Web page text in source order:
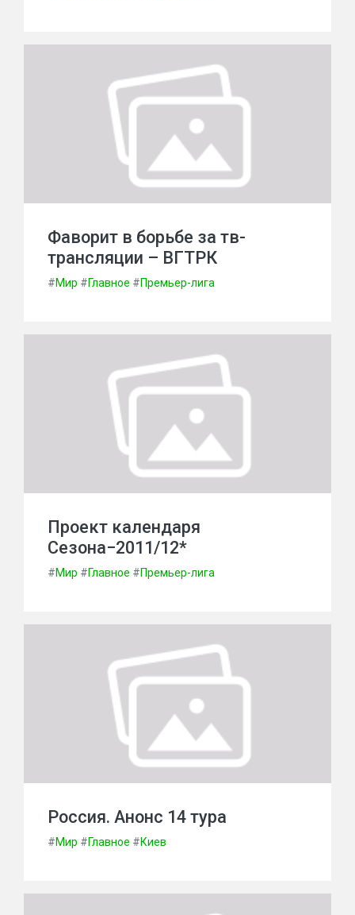
Фаворит в борьбе за тв-
трансляции – ВГТРК
#Мир #Главное #Премьер-лига
Проект календаря
Сезона−2011/12*
#Мир #Главное #Премьер-лига
Россия. Анонс 14 тура
#Мир #Главное #Киев